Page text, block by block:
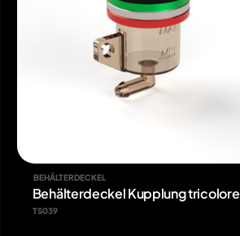
BEHÄLTERDECKEL
Behälterdeckel Kupplung tricolore
TS039